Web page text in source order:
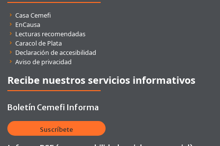
Enlaces rápidos
Casa Cemefi
EnCausa
Lecturas recomendadas
Caracol de Plata
Declaración de accesibilidad
Aviso de privacidad
Recibe nuestros servicios informativos
Boletín Cemefi Informa
Suscríbete